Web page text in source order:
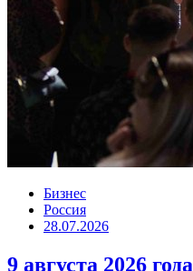
Бизнес
Россия
28.07.2026
9 августа 2026